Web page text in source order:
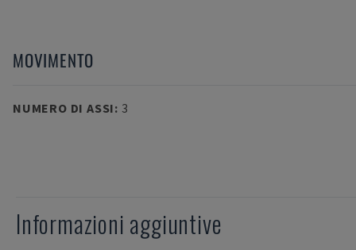
MOVIMENTO
NUMERO DI ASSI: 3
Informazioni aggiuntive